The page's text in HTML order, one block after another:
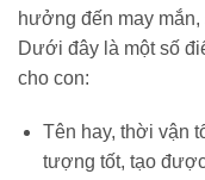
hưởng đến may
Dưới đây là một số
cho con:
Tên hay, thời vận
tượng tốt, tạo